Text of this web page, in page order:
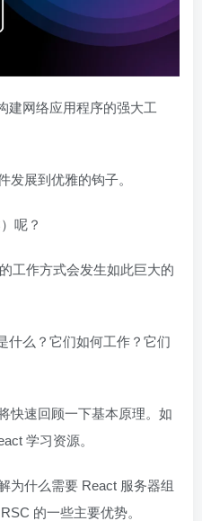
建网络应用程序的强大工
发展到优雅的钩子。
呢？
工作方式会发生如此巨大的
什么？它们如何工作？它们
快速回顾一下基本原理。如
学习资源。
为什么需要 React 服务器组
的一些主要优势。